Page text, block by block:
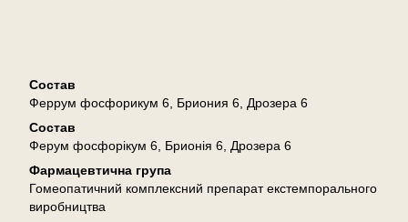
Состав
Феррум фосфорикум 6, Бриония 6, Дрозера 6
Состав
Ферум фосфорікум 6, Брионія 6, Дрозера 6
Фармацевтична група
Гомеопатичний комплексний препарат екстемпорального
виробництва